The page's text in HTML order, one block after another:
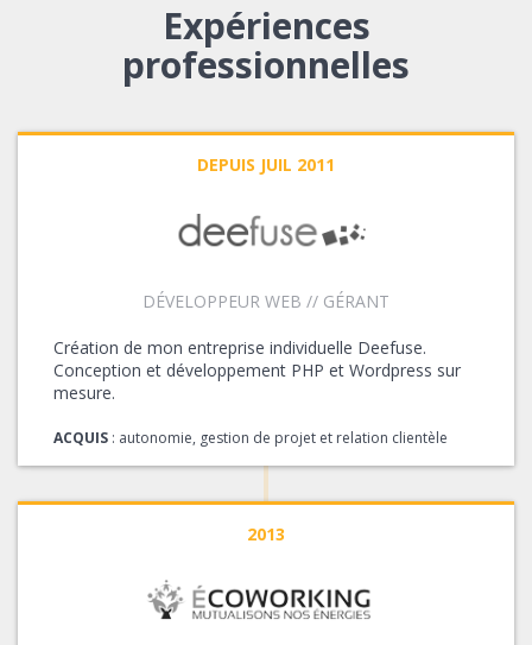
Expériences
professionnelles
DEPUIS JUIL 2011
DÉVELOPPEUR WEB // GÉRANT
Création de mon entreprise individuelle Deefuse.
Conception et développement PHP et Wordpress sur
mesure.
ACQUIS : autonomie, gestion de projet et relation clientèle
2013